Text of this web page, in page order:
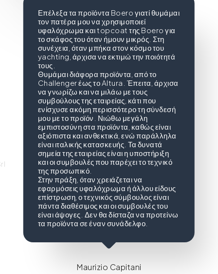
Επέλεξα τα προϊόντα Boero γιατί θυμάμαι
τον πατέρα μου να χρησιμοποιεί
υφαλόχρωμα και topcoat της Boero για
το σκάφος του όταν ήμουν μικρός. Στη
συνέχεια, όταν μπήκα στον κόσμο του
yachting, άρχισα να εκτιμώ την ποιότητά
τους.
Θυμάμαι διάφορα προϊόντα, από το
Challenger έως το Altura. Έπειτα, άρχισα
να γνωρίζω και να μιλάω με τους
συμβούλους της εταιρείας, κάτι που
ενίσχυσε ακόμη περισσότερο τη σύνδεσή
μου με το προϊόν. Νιώθω μεγάλη
εμπιστοσύνη στα προϊόντα, καθώς είναι
αξιόπιστα και ανθεκτικά, ενώ παράλληλα
είναι ιταλικής κατασκευής. Τα δυνατά
σημεία της εταιρείας είναι η υποστήριξη
και οι συμβουλές που παρέχει το τεχνικό
της προσωπικό.
Στην πράξη, όταν χρειάζεται να
εφαρμόσεις υφαλόχρωμα ή άλλου είδους
επίστρωση, ο τεχνικός σύμβουλος είναι
πάντα διαθέσιμος και οι συμβουλές του
είναι άψογες. Δεν θα δίσταζα να προτείνω
τα προϊόντα σε έναν συνάδελφο.
Maurizio Capitani